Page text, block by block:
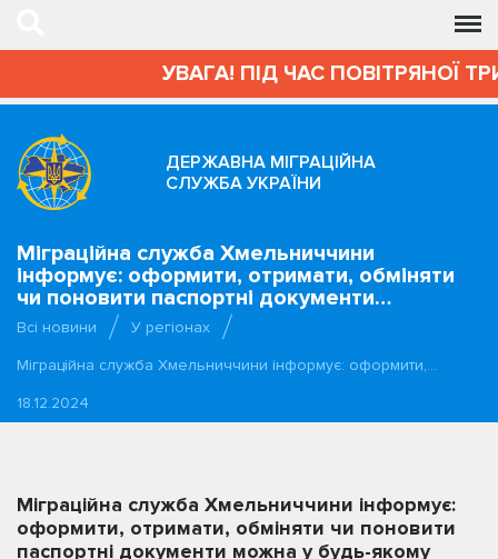
УВАГА! ПІД ЧАС ПОВІТРЯНОЇ
ДЕРЖАВНА МІГРАЦІЙНА
СЛУЖБА УКРАЇНИ
Міграційна служба Хмельниччини
інформує: оформити, отримати, обміняти
чи поновити паспортні документи…
Всі новини
У регіонах
Міграційна служба Хмельниччини інформує: оформити,…
18.12.2024
Міграційна служба Хмельниччини інформує:
оформити, отримати, обміняти чи поновити
паспортні документи можна у будь-якому